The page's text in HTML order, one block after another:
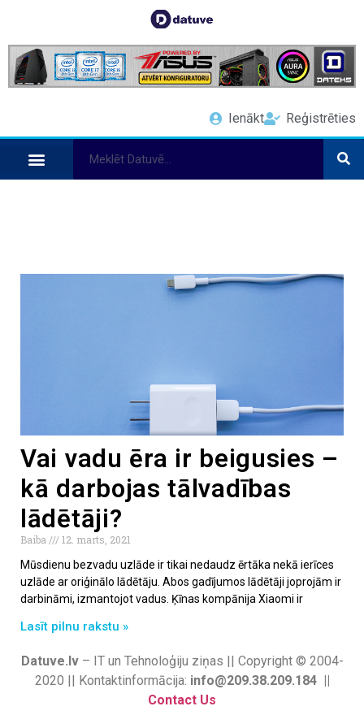
Ienākt Reģistrēties
Vai vadu ēra ir beigusies –
kā darbojas tālvadības
lādētāji?
Baiba
12. marts, 2021
Mūsdienu bezvadu uzlāde ir tikai nedaudz ērtāka nekā ierīces
uzlāde ar oriģinālo lādētāju. Abos gadījumos lādētāji joprojām ir
darbināmi, izmantojot vadus. Ķīnas kompānija Xiaomi ir
Lasīt pilnu rakstu »
Datuve.lv– IT un Tehnoloģiju ziņas || Copyright © 2004-
2020 || Kontaktinformācija: info@209.38.209.184 ||
Contact Us